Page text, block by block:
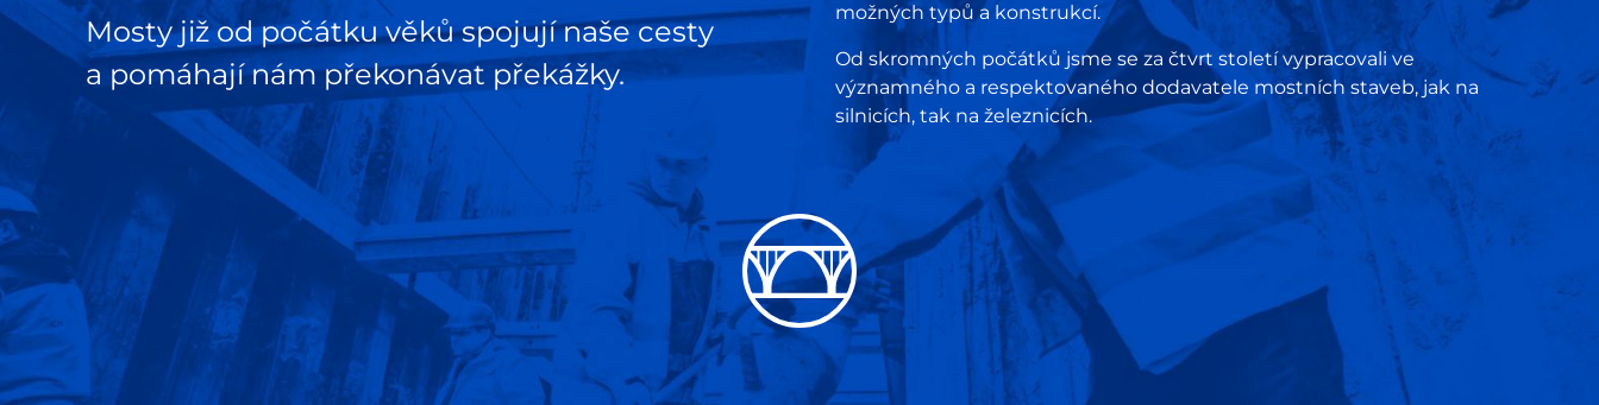
Mosty již od počátku věků spojují naše cesty
a pomáhají nám překonávat překážky.
možných typů a konstrukcí.
Od skromných počátků jsme se za čtvrt století vypracovali ve
významného a respektovaného dodavatele mostních staveb, jak na
silnicích, tak na železnicích.